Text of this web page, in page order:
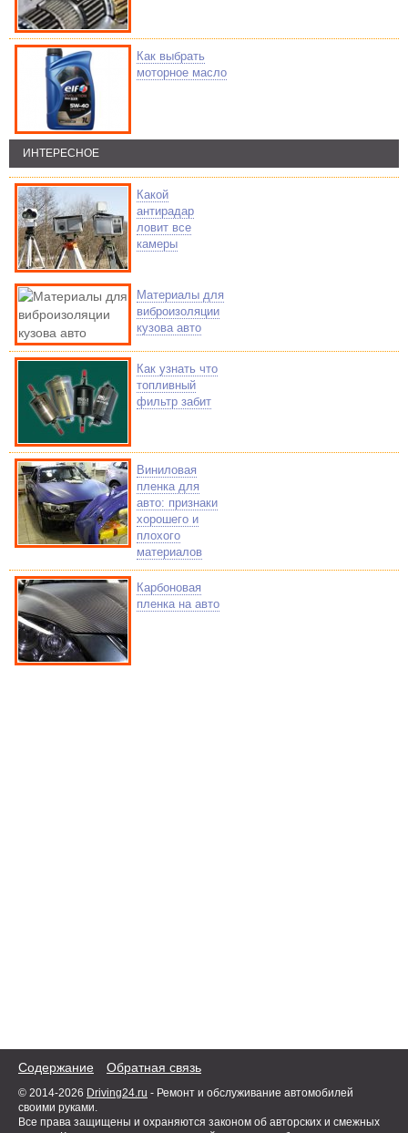
Как выбрать
моторное масло
ИНТЕРЕСНОЕ
Какой
антирадар
ловит все
камеры
Материалы для
виброизоляции
кузова авто
Как узнать что
топливный
фильтр забит
Виниловая
пленка для
авто: признаки
хорошего и
плохого
материалов
Карбоновая
пленка на авто
Содержание Обратная связь
© 2014-2026 Driving24.ru - Ремонт и обслуживание автомобилей
своими руками.
Все права защищены и охраняются законом об авторских и смежных